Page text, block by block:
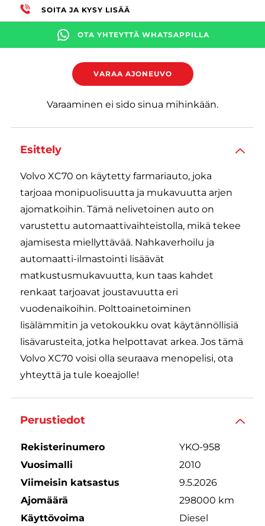
SOITA JA KYSY LISÄÄ
OTA YHTEYTTÄ WHATSAPPILLA
VARAA AJONEUVO
Varaaminen ei sido sinua mihinkään.
Esittely
Volvo XC70 on käytetty farmariauto, joka
tarjoaa monipuolisuutta ja mukavuutta arjen
ajomatkoihin. Tämä nelivetoinen auto on
varustettu automaattivaihteistolla, mikä tekee
ajamisesta miellyttävää. Nahkaverhoilu ja
automaatti-ilmastointi lisäävät
matkustusmukavuutta, kun taas kahdet
renkaat tarjoavat joustavuutta eri
vuodenaikoihin. Polttoainetoiminen
lisälämmitin ja vetokoukku ovat käytännöllisiä
lisävarusteita, jotka helpottavat arkea. Jos tämä
Volvo XC70 voisi olla seuraava menopelisi, ota
yhteyttä ja tule koeajolle!
Perustiedot
Rekisterinumero
YKO-958
Vuosimalli
2010
Viimeisin katsastus
9.5.2026
Ajomäärä
298000 km
Käyttövoima
Diesel